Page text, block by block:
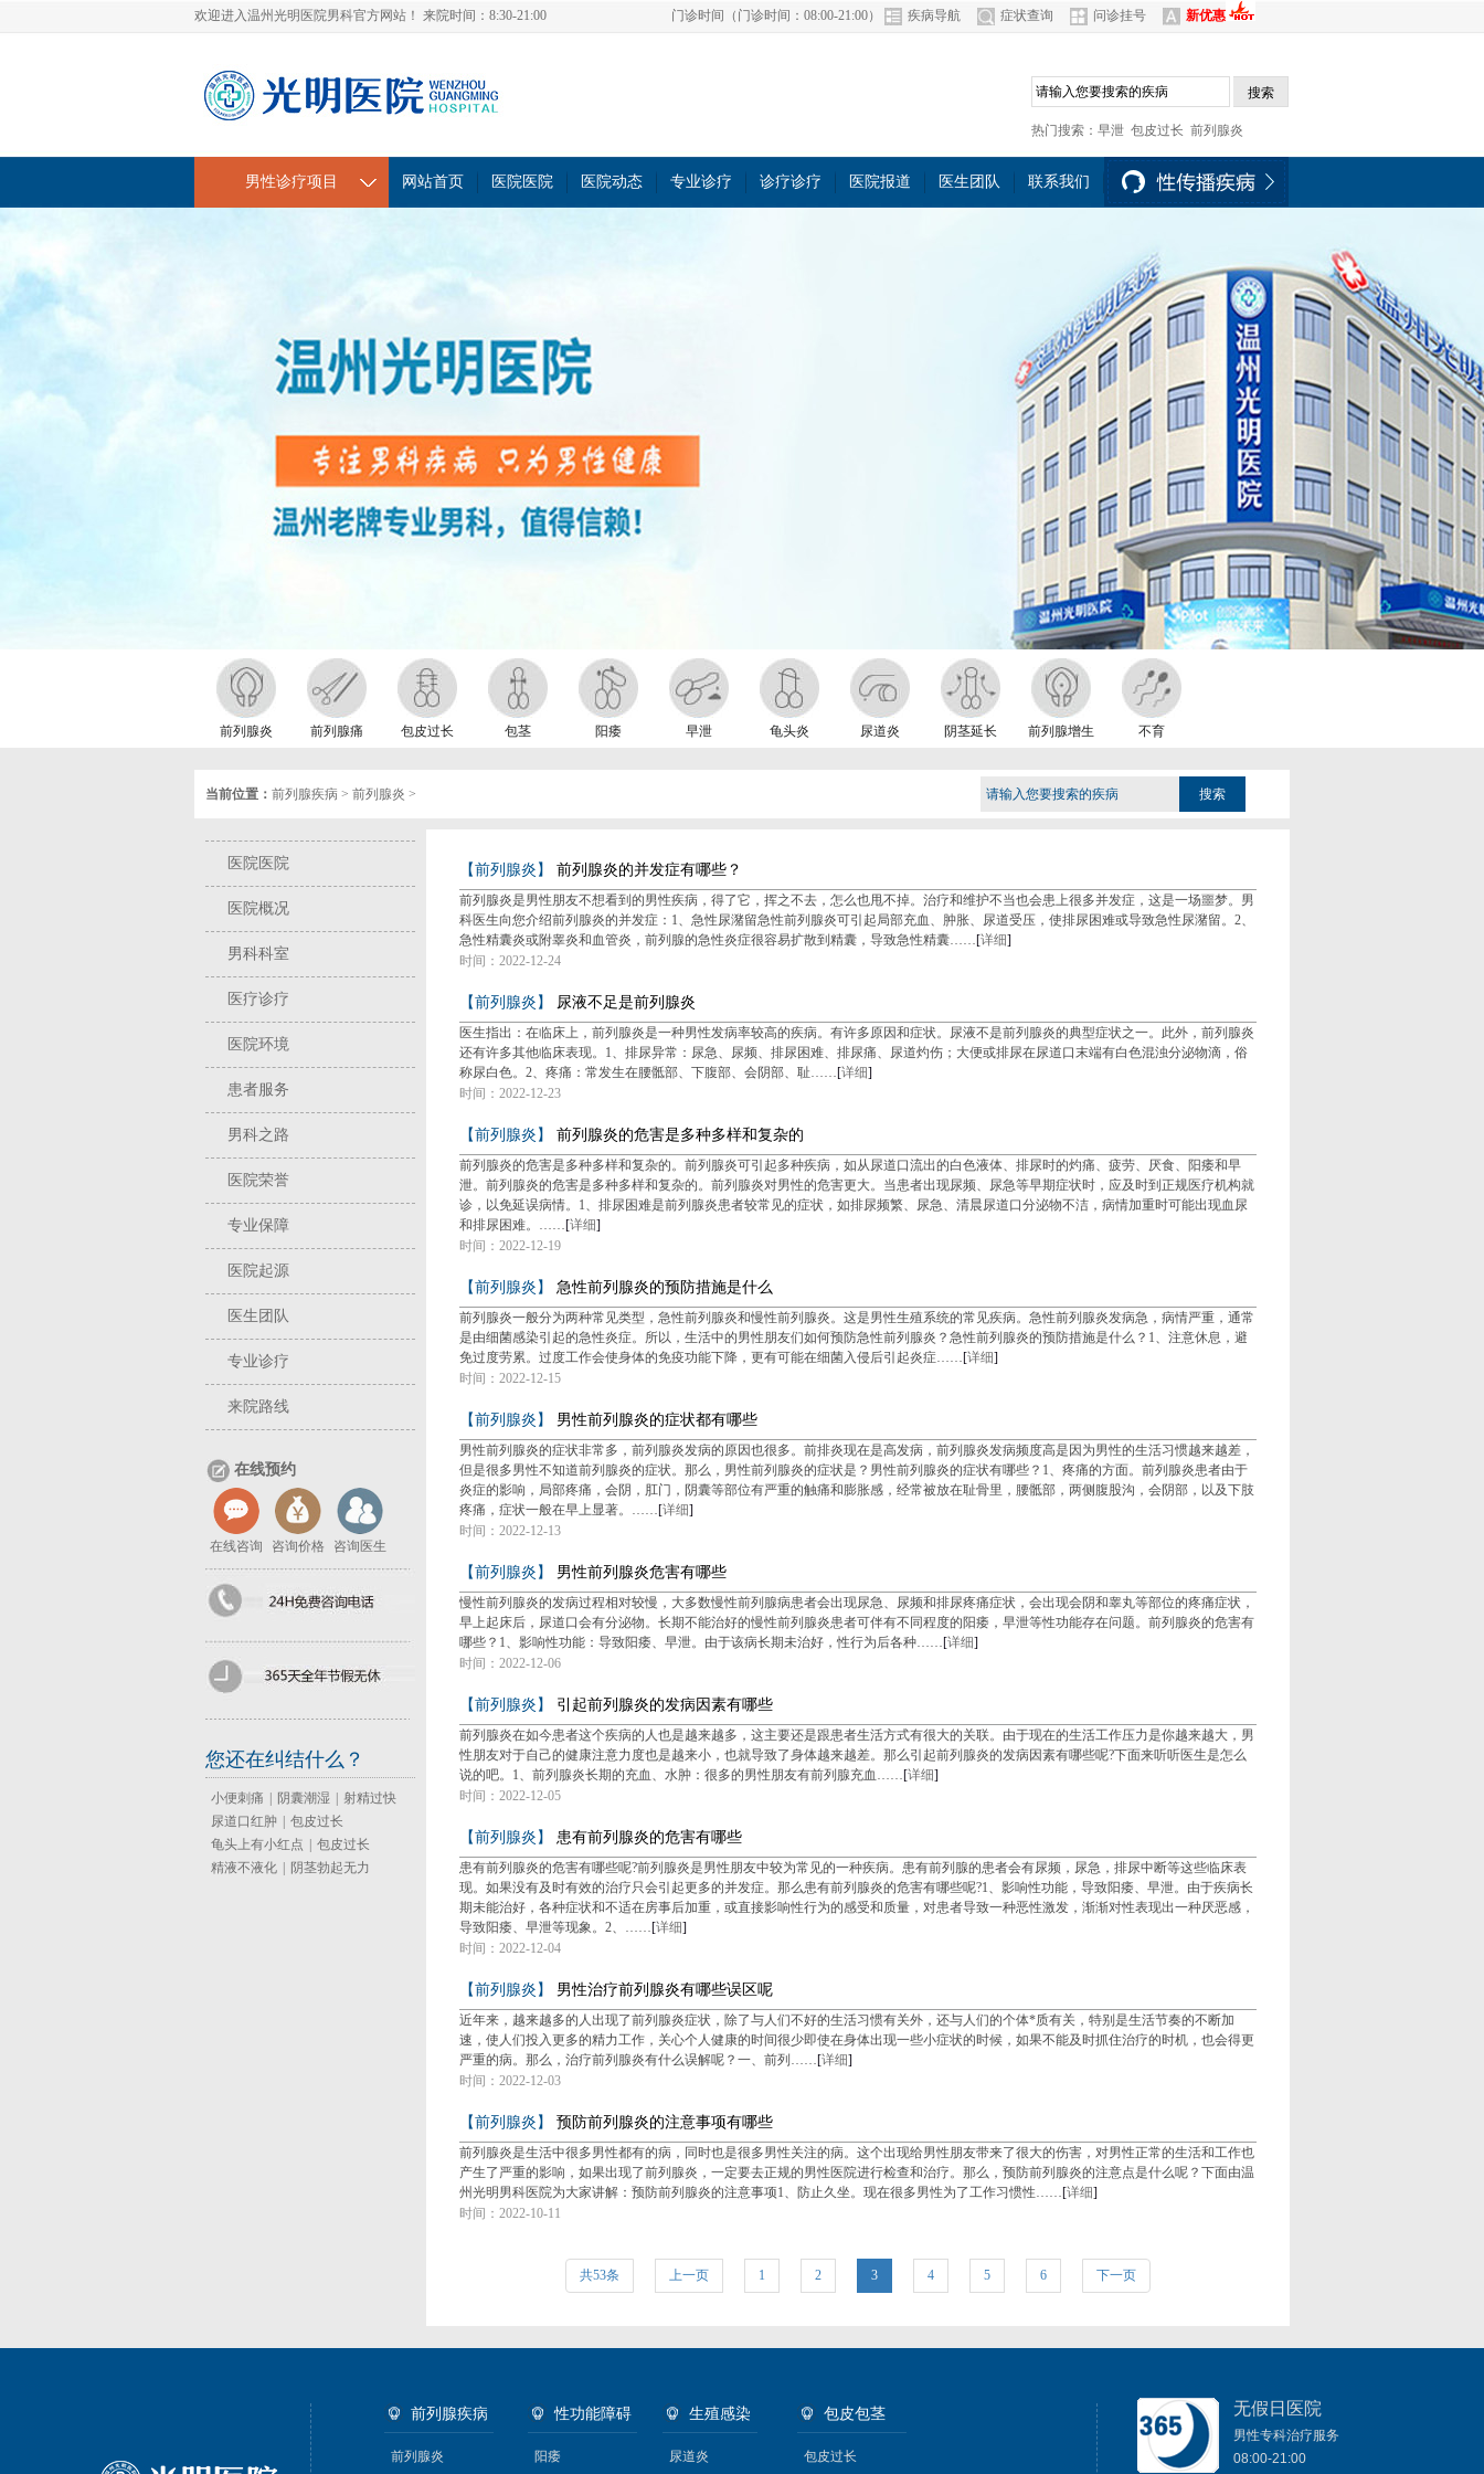
疾病导航 症状查询 问诊挂号 新优惠
欢迎进入温州光明医院男科官方网站！ 来院时间：8:30-21:00 门诊时间（门诊时间：08:00-21:00）
热门搜索： 早泄 包皮过长 前列腺炎
男性诊疗项目 网站首页 医院医院 医院动态 专业诊疗 诊疗诊疗 医院报道 医生团队 联系我们
联系我们
前列腺炎 前列腺痛 包皮过长 包茎 阳痿 早泄 龟头炎 尿道炎 阴茎延长 前列腺增生 不育
当前位置： 前列腺疾病 > 前列腺炎 >
医院医院
医院概况
男科科室
医疗诊疗
医院环境
患者服务
男科之路
医院荣誉
专业保障
医院起源
医生团队
专业诊疗
来院路线
在线预约
在线咨询 咨询价格 咨询医生
您还在纠结什么？
小便刺痛 阴囊潮湿
射精过快
尿道口红肿
包皮过长
龟头上有小红点
包皮过长
精液不液化
阴茎勃起无力
【前列腺炎】 前列腺炎的并发症有哪些？
前列腺炎是男性朋友不想看到的男性疾病，得了它，挥之不去，怎么也甩不掉。治疗和维护不当也会患上很多并发症，这是一场噩梦。男
科医生向您介绍前列腺炎的并发症：1、急性尿潴留急性前列腺炎可引起局部充血、肿胀、尿道受压，使排尿困难或导致急性尿潴留。2、
急性精囊炎或附睾炎和血管炎，前列腺的急性炎症很容易扩散到精囊，导致急性精囊……[详细]
时间：2022-12-24
【前列腺炎】 尿液不足是前列腺炎
医生指出：在临床上，前列腺炎是一种男性发病率较高的疾病。有许多原因和症状。尿液不是前列腺炎的典型症状之一。此外，前列腺炎
还有许多其他临床表现。1、排尿异常：尿急、尿频、排尿困难、排尿痛、尿道灼伤；大便或排尿在尿道口末端有白色混浊分泌物滴，俗
称尿白色。2、疼痛：常发生在腰骶部、下腹部、会阴部、耻……[详细]
时间：2022-12-23
【前列腺炎】 前列腺炎的危害是多种多样和复杂的
前列腺炎的危害是多种多样和复杂的。前列腺炎可引起多种疾病，如从尿道口流出的白色液体、排尿时的灼痛、疲劳、厌食、阳痿和早
泄。前列腺炎的危害是多种多样和复杂的。前列腺炎对男性的危害更大。当患者出现尿频、尿急等早期症状时，应及时到正规医疗机构就
诊，以免延误病情。1、排尿困难是前列腺炎患者较常见的症状，如排尿频繁、尿急、清晨尿道口分泌物不洁，病情加重时可能出现血尿
和排尿困难。……[详细]
时间：2022-12-19
【前列腺炎】 急性前列腺炎的预防措施是什么
前列腺炎一般分为两种常见类型，急性前列腺炎和慢性前列腺炎。这是男性生殖系统的常见疾病。急性前列腺炎发病急，病情严重，通常
是由细菌感染引起的急性炎症。所以，生活中的男性朋友们如何预防急性前列腺炎？急性前列腺炎的预防措施是什么？1、注意休息，避
免过度劳累。过度工作会使身体的免疫功能下降，更有可能在细菌入侵后引起炎症……[详细]
时间：2022-12-15
【前列腺炎】 男性前列腺炎的症状都有哪些
男性前列腺炎的症状非常多，前列腺炎发病的原因也很多。前排炎现在是高发病，前列腺炎发病频度高是因为男性的生活习惯越来越差，
但是很多男性不知道前列腺炎的症状。那么，男性前列腺炎的症状是？男性前列腺炎的症状有哪些？1、疼痛的方面。前列腺炎患者由于
炎症的影响，局部疼痛，会阴，肛门，阴囊等部位有严重的触痛和膨胀感，经常被放在耻骨里，腰骶部，两侧腹股沟，会阴部，以及下肢
疼痛，症状一般在早上显著。……[详细]
时间：2022-12-13
【前列腺炎】 男性前列腺炎危害有哪些
慢性前列腺炎的发病过程相对较慢，大多数慢性前列腺病患者会出现尿急、尿频和排尿疼痛症状，会出现会阴和睾丸等部位的疼痛症状，
早上起床后，尿道口会有分泌物。长期不能治好的慢性前列腺炎患者可伴有不同程度的阳痿，早泄等性功能存在问题。前列腺炎的危害有
哪些？1、影响性功能：导致阳痿、早泄。由于该病长期未治好，性行为后各种……[详细]
时间：2022-12-06
【前列腺炎】 引起前列腺炎的发病因素有哪些
前列腺炎在如今患者这个疾病的人也是越来越多，这主要还是跟患者生活方式有很大的关联。由于现在的生活工作压力是你越来越大，男
性朋友对于自己的健康注意力度也是越来小，也就导致了身体越来越差。那么引起前列腺炎的发病因素有哪些呢?下面来听听医生是怎么
说的吧。1、前列腺炎长期的充血、水肿：很多的男性朋友有前列腺充血……[详细]
时间：2022-12-05
【前列腺炎】 患有前列腺炎的危害有哪些
患有前列腺炎的危害有哪些呢?前列腺炎是男性朋友中较为常见的一种疾病。患有前列腺的患者会有尿频，尿急，排尿中断等这些临床表
现。如果没有及时有效的治疗只会引起更多的并发症。那么患有前列腺炎的危害有哪些呢?1、影响性功能，导致阳痿、早泄。由于疾病长
期未能治好，各种症状和不适在房事后加重，或直接影响性行为的感受和质量，对患者导致一种恶性激发，渐渐对性表现出一种厌恶感，
导致阳痿、早泄等现象。2、……[详细]
时间：2022-12-04
【前列腺炎】 男性治疗前列腺炎有哪些误区呢
近年来，越来越多的人出现了前列腺炎症状，除了与人们不好的生活习惯有关外，还与人们的个体*质有关，特别是生活节奏的不断加
速，使人们投入更多的精力工作，关心个人健康的时间很少即使在身体出现一些小症状的时候，如果不能及时抓住治疗的时机，也会得更
严重的病。那么，治疗前列腺炎有什么误解呢？一、前列……[详细]
时间：2022-12-03
【前列腺炎】 预防前列腺炎的注意事项有哪些
前列腺炎是生活中很多男性都有的病，同时也是很多男性关注的病。这个出现给男性朋友带来了很大的伤害，对男性正常的生活和工作也
产生了严重的影响，如果出现了前列腺炎，一定要去正规的男性医院进行检查和治疗。那么，预防前列腺炎的注意点是什么呢？下面由温
州光明男科医院为大家讲解：预防前列腺炎的注意事项1、防止久坐。现在很多男性为了工作习惯性……[详细]
时间：2022-10-11
共53条 上一页 1 2 3 4 5 6 下一页
前列腺疾病
前列腺炎
性功能障碍
阳痿
生殖感染
尿道炎
包皮包茎
包皮过长
无假日医院
男性专科治疗服务
08:00-21:00